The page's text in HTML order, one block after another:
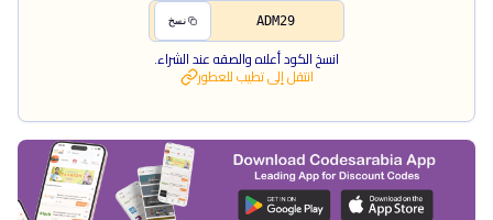
ADM29 نسخ
انسخ الكود أعلاه والصقه عند الشراء.
انتقل إلىتطيب للعطور